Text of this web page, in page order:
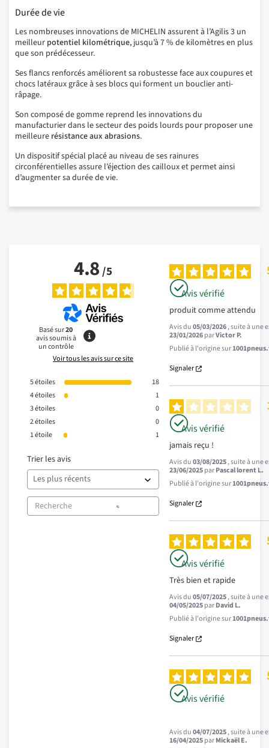
Durée de vie
Les nombreuses innovations de MICHELIN assurent à l’Agilis 3 un
meilleur potentiel kilométrique, jusqu’à 7 % de kilomètres en plus
que son prédécesseur.
Ses flancs renforcés améliorent sa robustesse face aux coupures et
chocs latéraux grâce à ses blocs qui forment un bouclier anti-
râpage.
Son composé de gomme reprend les innovations du
manufacturier dans le secteur des poids lourds pour proposer une
meilleure résistance aux abrasions.
Un dispositif spécial placé au niveau de ses rainures
circonférentielles assure l’éjection des cailloux et permet ainsi
d’augmenter sa durée de vie.
4.8/5
Basé sur20
avis soumis à
un contrôle
Voir tous les avis sur ce site
5étoiles
18
4étoiles
1
3étoiles
0
2étoiles
0
1étoile 1
Trier les avis
Avis vérifié
produit comme attendu
Avis du05/03/2026, suite à une
23/01/2026parVictor P.
Publié à l'origine sur
Signaler
Avis vérifié
jamais reçu !
Avis du03/08/2025, suite à une
23/06/2025parPascal lorent L.
Publié à l'origine sur
Signaler
Avis vérifié
Très bien et rapide
Avis du05/07/2025, suite à une
04/05/2025parDavid L.
Publié à l'origine sur
Signaler
Avis vérifié
Avis du04/07/2025, suite à une
16/04/2025parMickaël E.